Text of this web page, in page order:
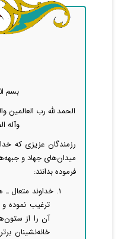
بسم
الحمد لله رب العالمین
وآله
رزمندگان عزیزی که
میدان‌های جهاد و
فرموده بدانند:
۱. خداوند متعال ـ
ترغیب نموده و
آن را از
خانه‌نشینان